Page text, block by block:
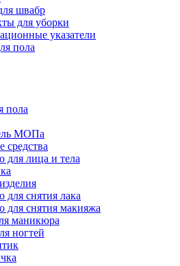
швабр
для уборки
указатели
пола
пола
МОПа
средства
для лица и тела
для снятия лака
для снятия макияжа
маникюра
ногтей